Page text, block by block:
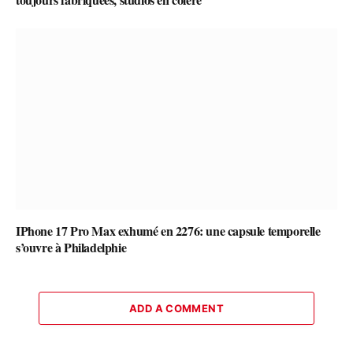
IPhone 17 Pro Max exhumé en 2276: une capsule temporelle
s’ouvre à Philadelphie
ADD A COMMENT